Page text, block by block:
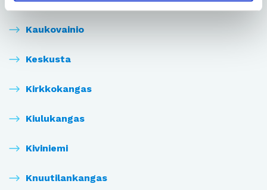
Kaukovainio
Keskusta
Kirkkokangas
Kiulukangas
Kiviniemi
Knuutilankangas